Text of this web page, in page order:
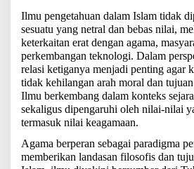
Ilmu pengetahuan dalam Islam tidak
sesuatu yang netral dan bebas nilai,
keterkaitan erat dengan agama,
perkembangan teknologi. Dalam
relasi ketiganya menjadi penting agar
tidak kehilangan arah moral dan
Ilmu berkembang dalam konteks
sekaligus dipengaruhi oleh nilai-nilai
termasuk nilai keagamaan.
Agama berperan sebagai paradigma
memberikan landasan filosofis dan